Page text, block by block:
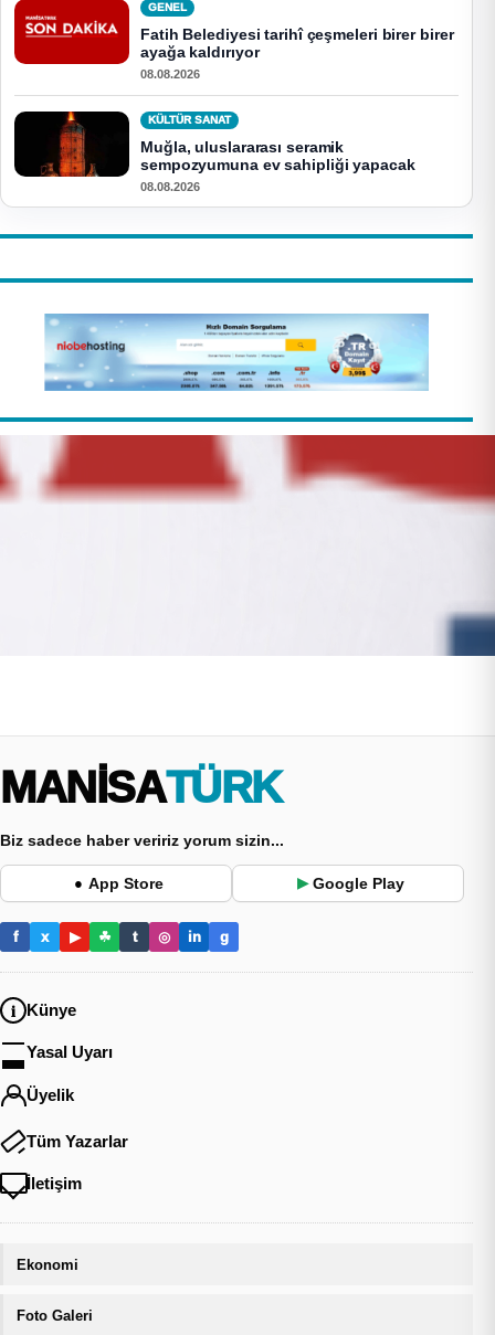
GENEL
Fatih Belediyesi tarihî çeşmeleri birer birer
ayağa kaldırıyor
08.08.2026
KÜLTÜR SANAT
Muğla, uluslararası seramik
sempozyumuna ev sahipliği yapacak
08.08.2026
MANİSA TÜRK
Biz sadece haber veririz yorum sizin...
● App Store ▶ Google Play
f x ▶ ☘ t ◎ in g
Künye
Yasal Uyarı
Üyelik
Tüm Yazarlar
İletişim
Ekonomi
Foto Galeri